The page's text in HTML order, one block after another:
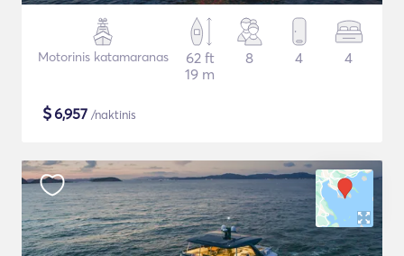
Motorinis katamaranas
62 ft
19 m
8 4 4
$6,957 /naktinis